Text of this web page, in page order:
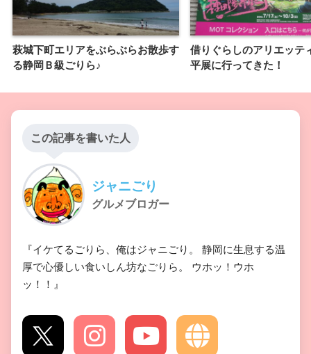
萩城下町エリアをぶらぶらお散歩す
る静岡Ｂ級ごりら♪
借りぐらしのアリエッテ
平展に行ってきた！
この記事を書いた人
ジャニごり
グルメブロガー
『イケてるごりら、俺はジャニごり。 静岡に生息する温
厚で心優しい食いしん坊なごりら。 ウホッ！ウホ
ッ！！』